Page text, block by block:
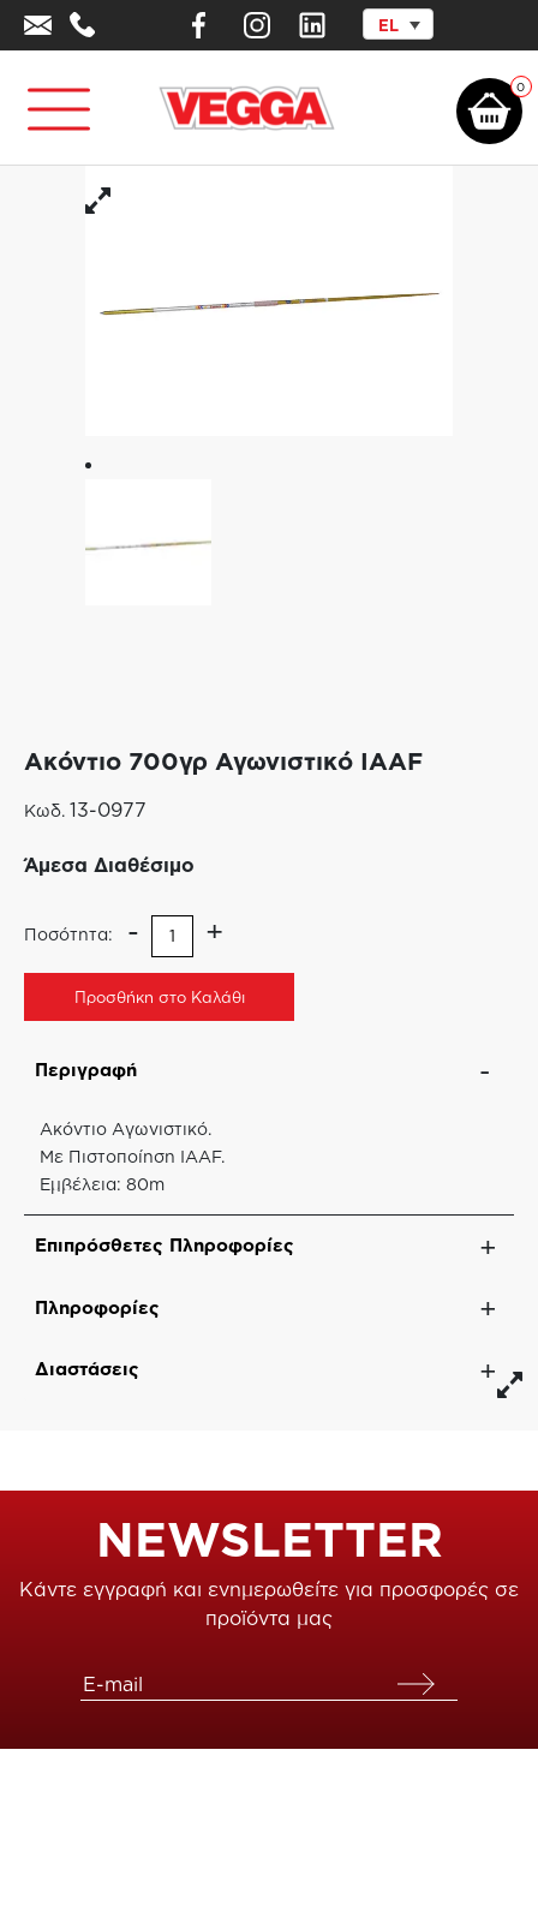
EL
0
Αρχική σελίδα
Αθλητικά Είδη -
Ακόντιο 700γρ Αγωνιστικό IAAF
Κωδ. 13-0977
Άμεσα Διαθέσιμο
- +
Ποσότητα:
Προσθήκη στο Καλάθι
Περιγραφή
Ακόντιο Αγωνιστικό.
Με Πιστοποίηση IAAF.
Εμβέλεια: 80m
Επιπρόσθετες Πληροφορίες
Πληροφορίες
Διαστάσεις
NEWSLETTER
Κάντε εγγραφή και ενημερωθείτε για προσφορές σε
προϊόντα μας